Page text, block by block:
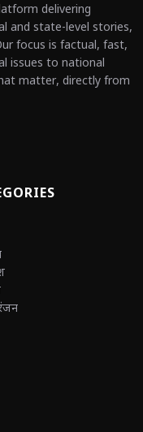
delivering
and state-level stories,
focus is factual, fast,
issues to national
matter, directly from